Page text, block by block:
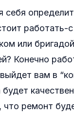
себя
работать-
или бригадой
Конечно
вам в
что ремонт